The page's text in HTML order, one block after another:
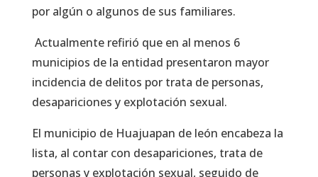
por algún o algunos de sus familiares.
Actualmente refirió que en al menos 6
municipios de la entidad presentaron mayor
incidencia de delitos por trata de personas,
desapariciones y explotación sexual.
El municipio de Huajuapan de león encabeza la
lista, al contar con desapariciones, trata de
personas y explotación sexual, seguido de